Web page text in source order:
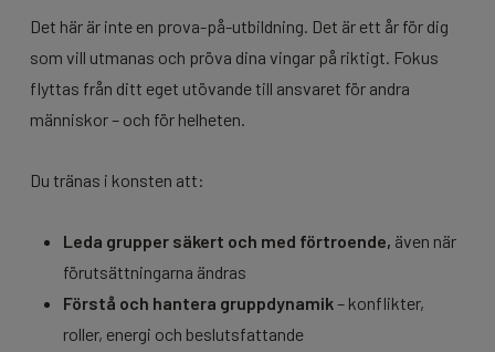
Det här är inte en prova-på-utbildning. Det är ett år för dig
som vill utmanas och pröva dina vingar på riktigt. Fokus
flyttas från ditt eget utövande till ansvaret för andra
människor – och för helheten.
Du tränas i konsten att:
Leda grupper säkert och med förtroende, även när
förutsättningarna ändras
Förstå och hantera gruppdynamik– konflikter,
roller, energi och beslutsfattande